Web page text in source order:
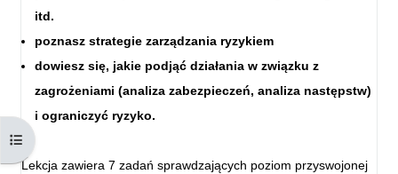
Otwórz indeks kursu
itd.
poznasz strategie zarządzania ryzykiem
dowiesz się, jakie podjąć działania w związku z
zagrożeniami (analiza zabezpieczeń, analiza następstw)
i ograniczyć ryzyko.
Lekcja zawiera 7 zadań sprawdzających poziom przyswojonej